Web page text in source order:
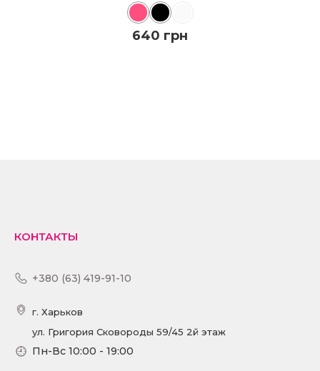
КОНТАКТЫ
+380 (63) 419-91-10
г. Харьков
ул. Григория Сковороды 59/45 2й этаж
Пн-Вс 10:00 - 19:00